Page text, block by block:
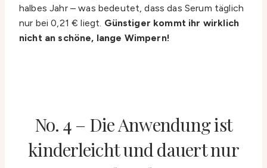
halbes Jahr – was bedeutet, dass das Serum täglich
nur bei 0,21 € liegt. Günstiger kommt ihr wirklich
nicht an schöne, lange Wimpern!
No. 4 – Die Anwendung ist
kinderleicht und dauert nur